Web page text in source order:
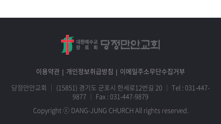
이용약관 개인정보취급방침
이메일주소무단수집거부
당정만안교회
(15851) 경기도 군포시 한세로12번길 20 Tel : 031-447-
9877
Fax : 031-447-9879
Copyright ⓒ DANG-JUNG CHURCH All rights reserved.